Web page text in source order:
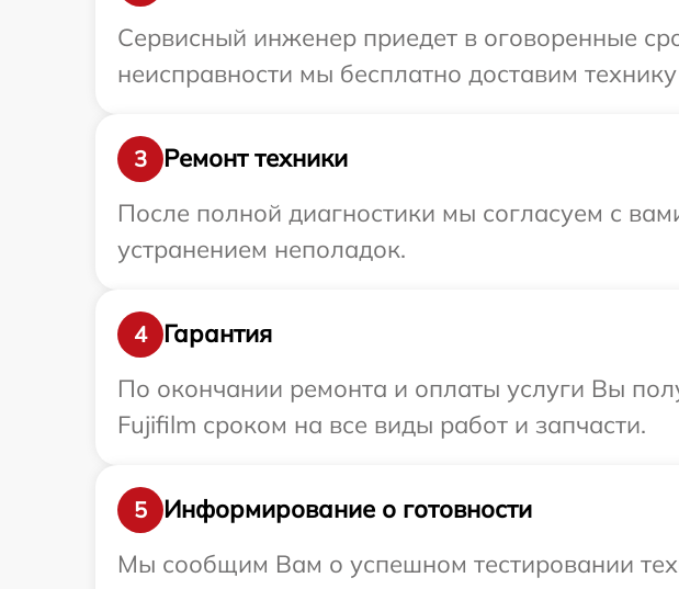
Сервисный инженер приедет в оговоренные
неисправности мы бесплатно доставим
3
Ремонт техники
После полной диагностики мы согласуем с
устранением неполадок.
4
Гарантия
По окончании ремонта и оплаты услуги Вы
Fujifilm сроком на все виды работ и запчасти.
5
Информирование о готовности
Мы сообщим Вам о успешном тестировании